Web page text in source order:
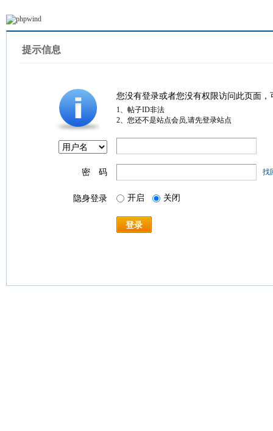
提示信息
您没有登录或者您没有权限访问此页面
1、帖子ID非法
2、您还不是站点会员,请先登录站点
密 码 找
隐身登录 开启 关闭
登录